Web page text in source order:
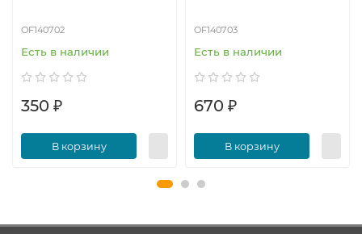
OF140702
Есть в наличии
350 ₽
В корзину
OF140703
Есть в наличии
670 ₽
В корзину